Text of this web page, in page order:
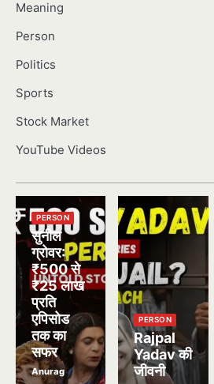
Meaning
Person
Politics
Sports
Stock Market
YouTube Videos
PERSON
सुनील
ग्रोवर:
₹500 से
₹25 लाख
प्रति
एपिसोड
तक का
सफर
Anurag
PERSON
Rajpal
Yadav की
जीवनी